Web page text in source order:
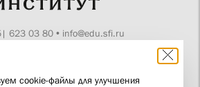
623 03 80• info@edu.sfi.ru
cookie-файлы для улучшения